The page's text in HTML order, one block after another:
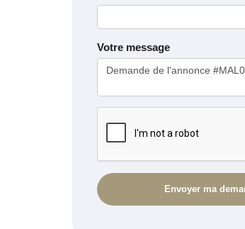
Votre message